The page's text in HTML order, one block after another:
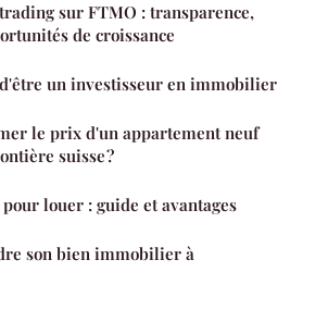
sur FTMO : transparence,
de croissance
d'être un investisseur en immobilier
le prix d'un appartement neuf
suisse ?
louer : guide et avantages
son bien immobilier à